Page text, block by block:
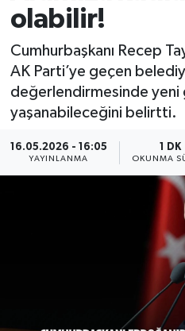
olabilir!
Cumhurbaşkanı Recep
AK Parti’ye geçen
değerlendirmesinde yeni
yaşanabileceğini belirtti.
16.05.2026 - 16:05
YAYINLANMA
1 DK
OKUNMA
Resmi İlan
Siyaset
Spor
Son Dakika Haberleri
Haber Arşivi